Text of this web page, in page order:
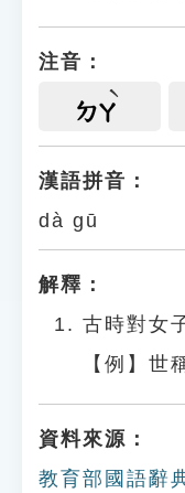
注音：
ㄉㄚ
漢語拼音：
dà gū
解釋：
古時對女
【例】世
資料來源：
教育部國語辭